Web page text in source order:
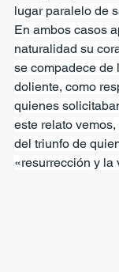
lugar paralelo de
En ambos casos
naturalidad su
se compadece de
doliente, como
quienes
este relato
del triunfo de
«resurrección y la